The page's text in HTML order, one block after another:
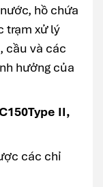
hồ chứa
trạm xử lý
cầu và các
hưởng của
II,
các chỉ